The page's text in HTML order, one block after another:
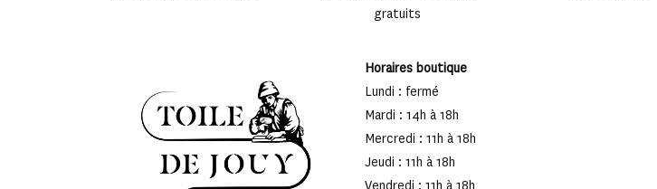
gratuits
Horaires boutique
Lundi : fermé
Mardi : 14h à 18h
Mercredi : 11h à 18h
Jeudi : 11h à 18h
Vendredi : 11h à 18h